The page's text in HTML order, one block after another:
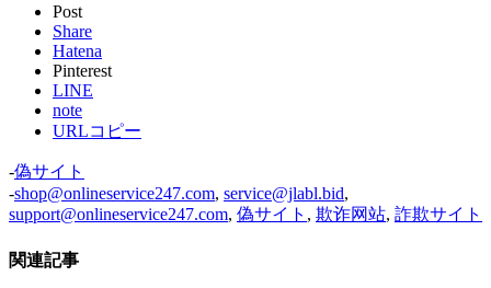
Post
Share
Hatena
Pinterest
LINE
note
URLコピー
-偽サイト
-shop@onlineservice247.com, service@jlabl.bid,
support@onlineservice247.com, 偽サイト , 欺诈网站, 詐欺サイト
関連記事